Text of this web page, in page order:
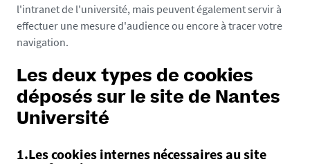
l'intranet de l'université, mais peuvent également servir à
effectuer une mesure d'audience ou encore à tracer votre
navigation.
Les deux types de cookies
déposés sur le site de Nantes
Université
1.Les cookies internes nécessaires au site